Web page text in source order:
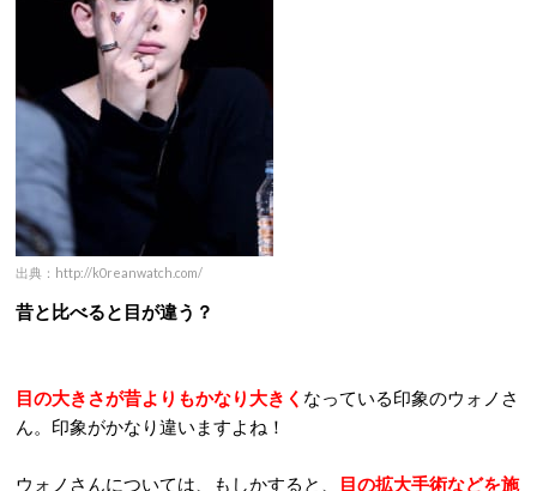
出典：http://k0reanwatch.com/
昔と比べると目が違う？
目の大きさが昔よりもかなり大きく なっている印象のウォノさ
ん。印象がかなり違いますよね！
ウォノさんについては、もしかすると、
目の拡大手術などを施